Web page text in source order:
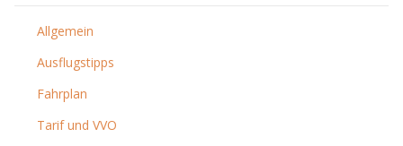
Allgemein
Ausflugstipps
Fahrplan
Tarif und VVO